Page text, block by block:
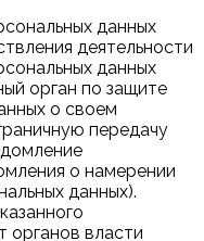
данных
деятельности
данных
орган по защите
о своем
передачу
о намерении
данных).
органов власти